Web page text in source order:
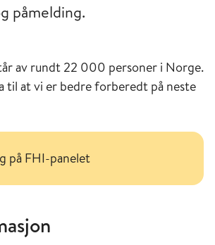
påmelding.
av rundt 22 000 personer i Norge.
til at vi er bedre forberedt på neste
på FHI-panelet